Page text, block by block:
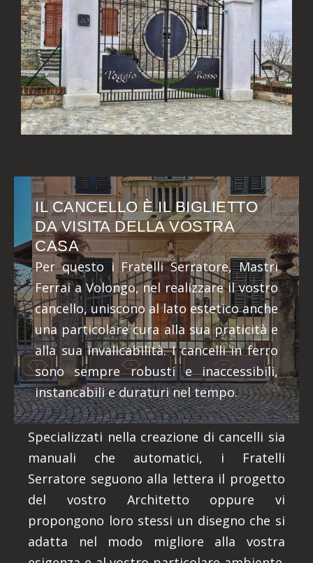
IL CANCELLO È IL BIGLIETTO
DA VISITA DELLA VOSTRA
CASA
Per questo i Fratelli Serratore, Mastri
Ferrai a Volongo, nel realizzare il vostro
cancello, uniscono al lato estetico anche
una particolare cura alla sua praticità e
alla sua invalicabilità. I cancelli in ferro
sono sempre robusti e inaccessibili,
instancabili e duraturi nel tempo.
Specializzati nella creazione di cancelli sia
manuali che automatici, i Fratelli
Serratore seguono alla lettera il progetto
del vostro Architetto oppure vi
propongono loro stessi un disegno che si
adatta nel modo migliore alla vostra